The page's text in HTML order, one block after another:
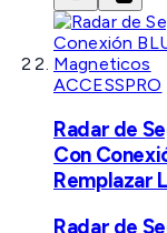
ACCESSPRO
Radar de
Con
Remplazar
Radar de